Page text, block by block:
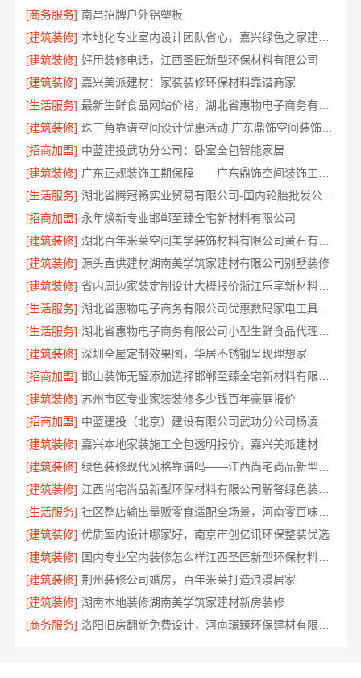
[商务服务] 南昌招牌户外铝塑板
[建筑装修]
本地化专业室内设计团队省心，嘉兴绿色之家建材科技
[建筑装修] 好用装修电话，江西圣匠新型环保材料有限公司
[建筑装修] 嘉兴美派建材：家装装修环保材料靠谱商家
[生活服务]
[建筑装修]
珠三角靠谱空间设计优惠活动 广东鼎饰空间装饰工程有限公司优惠
[招商加盟] 中蓝建投武功分公司：卧室全包智能家居
[建筑装修]
[生活服务]
湖北省腾冠畅实业贸易有限公司-国内轮胎批发公司流程指南
[招商加盟] 永年焕新专业邯郸至臻全宅新材料有限公司
[建筑装修]
[建筑装修] 源头直供建材湖南美学筑家建材有限公司别墅装修
[建筑装修]
省内周边家装定制设计大概报价浙江乐享新材料有限公司本地整装优选公司
[生活服务]
湖北省惠物电子商务有限公司优惠数码家电工具价格
[生活服务]
[建筑装修] 深圳全屋定制效果图，华居不锈钢呈现理想家
[招商加盟]
[建筑装修] 苏州市区专业家装装修多少钱百年豪庭报价
[招商加盟]
中蓝建投（北京）建设有限公司武功分公司杨凌全包装修品牌推荐
[建筑装修] 嘉兴本地家装施工全包透明报价，嘉兴美派建材
[建筑装修]
[建筑装修]
江西尚宅尚品新型环保材料有限公司解答绿色装修现代风格靠谱吗
[生活服务]
社区整店输出量贩零食适配全场景，河南零百味供应链有限公司加盟
[建筑装修] 优质室内设计哪家好，南京市创亿讯环保整装优选
[建筑装修]
国内专业室内装修怎么样江西圣匠新型环保材料有限公司
[建筑装修] 荆州装修公司婚房，百年米莱打造浪漫居家
[建筑装修] 湖南本地装修湖南美学筑家建材新房装修
[商务服务]